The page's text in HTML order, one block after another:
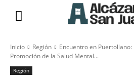
Inicio Región
Encuentro en
Promoción de la Salud Mental...
Región